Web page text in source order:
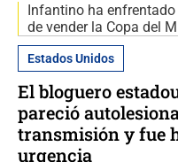
Infantino ha
de vender la Copa del
Estados Unidos
El bloguero
pareció
transmisión y fue
urgencia